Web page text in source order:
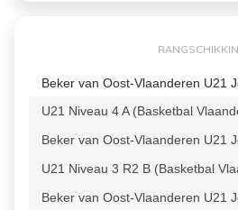
Beker van Oost-Vlaanderen U21
U21 Niveau 4 A (Basketbal
Beker van Oost-Vlaanderen U21
U21 Niveau 3 R2 B (Basketbal
Beker van Oost-Vlaanderen U21